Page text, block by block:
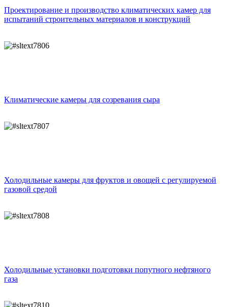
Проектирование и производство климатических камер для
испытаний строительных материалов и конструкций
Климатические камеры для созревания сыра
Холодильные камеры для фруктов и овощей с регулируемой
газовой средой
Холодильные установки подготовки попутного нефтяного
газа